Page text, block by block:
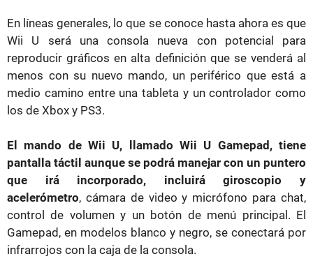
En líneas generales, lo que se conoce hasta ahora es que
Wii U será una consola nueva con potencial para
reproducir gráficos en alta definición que se venderá al
menos con su nuevo mando, un periférico que está a
medio camino entre una tableta y un controlador como
los de Xbox y PS3.
El mando de Wii U, llamado Wii U Gamepad, tiene
pantalla táctil aunque se podrá manejar con un puntero
que irá incorporado, incluirá giroscopio y
acelerómetro, cámara de video y micrófono para chat,
control de volumen y un botón de menú principal. El
Gamepad, en modelos blanco y negro, se conectará por
infrarrojos con la caja de la consola.